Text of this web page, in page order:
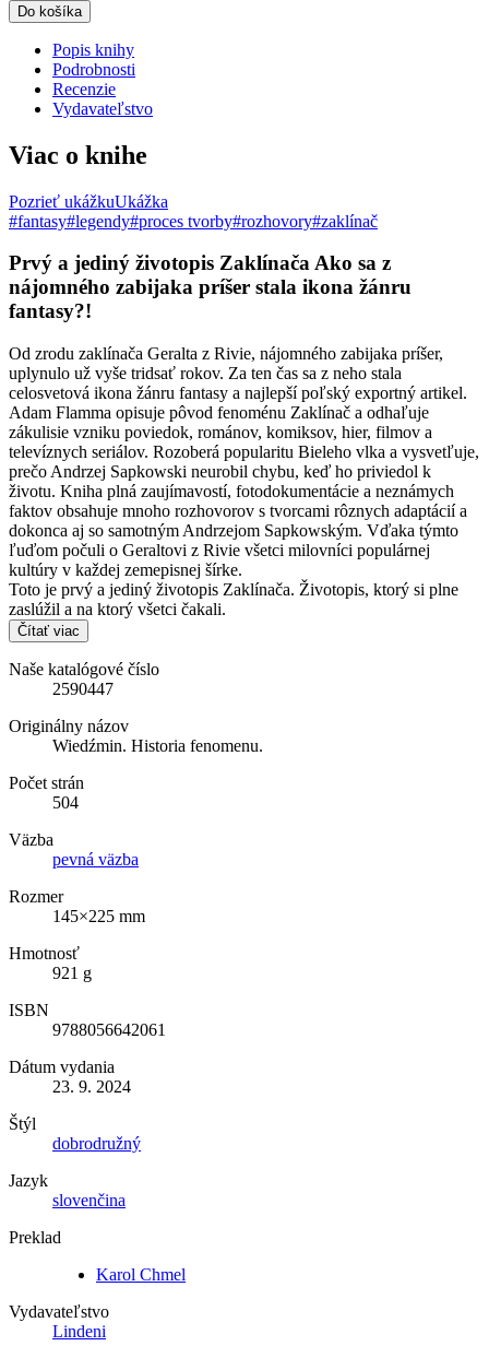
Do košíka
Popis knihy
Podrobnosti
Recenzie
Vydavateľstvo
Viac o knihe
Pozrieť ukážkuUkážka
#fantasy#legendy#proces tvorby#rozhovory#zaklínač
Prvý a jediný životopis Zaklínača Ako sa z
nájomného zabijaka príšer stala ikona žánru
fantasy?!
Od zrodu zaklínača Geralta z Rivie, nájomného zabijaka príšer,
uplynulo už vyše tridsať rokov. Za ten čas sa z neho stala
celosvetová ikona žánru fantasy a najlepší poľský exportný artikel.
Adam Flamma opisuje pôvod fenoménu Zaklínač a odhaľuje
zákulisie vzniku poviedok, románov, komiksov, hier, filmov a
televíznych seriálov. Rozoberá popularitu Bieleho vlka a vysvetľuje,
prečo Andrzej Sapkowski neurobil chybu, keď ho priviedol k
životu. Kniha plná zaujímavostí, fotodokumentácie a neznámych
faktov obsahuje mnoho rozhovorov s tvorcami rôznych adaptácií a
dokonca aj so samotným Andrzejom Sapkowským. Vďaka týmto
ľuďom počuli o Geraltovi z Rivie všetci milovníci populárnej
kultúry v každej zemepisnej šírke.
Toto je prvý a jediný životopis Zaklínača. Životopis, ktorý si plne
zaslúžil a na ktorý všetci čakali.
Čítať viac
Naše katalógové číslo
2590447
Originálny názov
Wiedźmin. Historia fenomenu.
Počet strán
504
Väzba
pevná väzba
Rozmer
145×225 mm
Hmotnosť
921 g
ISBN
9788056642061
Dátum vydania
23. 9. 2024
Štýl
dobrodružný
Jazyk
slovenčina
Preklad
Karol Chmel
Vydavateľstvo
Lindeni